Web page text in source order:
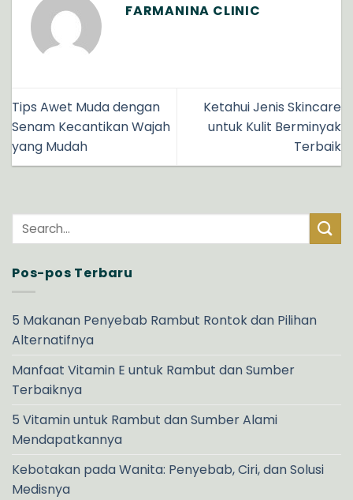
FARMANINA CLINIC
Tips Awet Muda dengan
Senam Kecantikan Wajah
yang Mudah
Ketahui Jenis Skincare
untuk Kulit Berminyak
Terbaik
Pos-pos Terbaru
5 Makanan Penyebab Rambut Rontok dan Pilihan
Alternatifnya
Manfaat Vitamin E untuk Rambut dan Sumber
Terbaiknya
5 Vitamin untuk Rambut dan Sumber Alami
Mendapatkannya
Kebotakan pada Wanita: Penyebab, Ciri, dan Solusi
Medisnya